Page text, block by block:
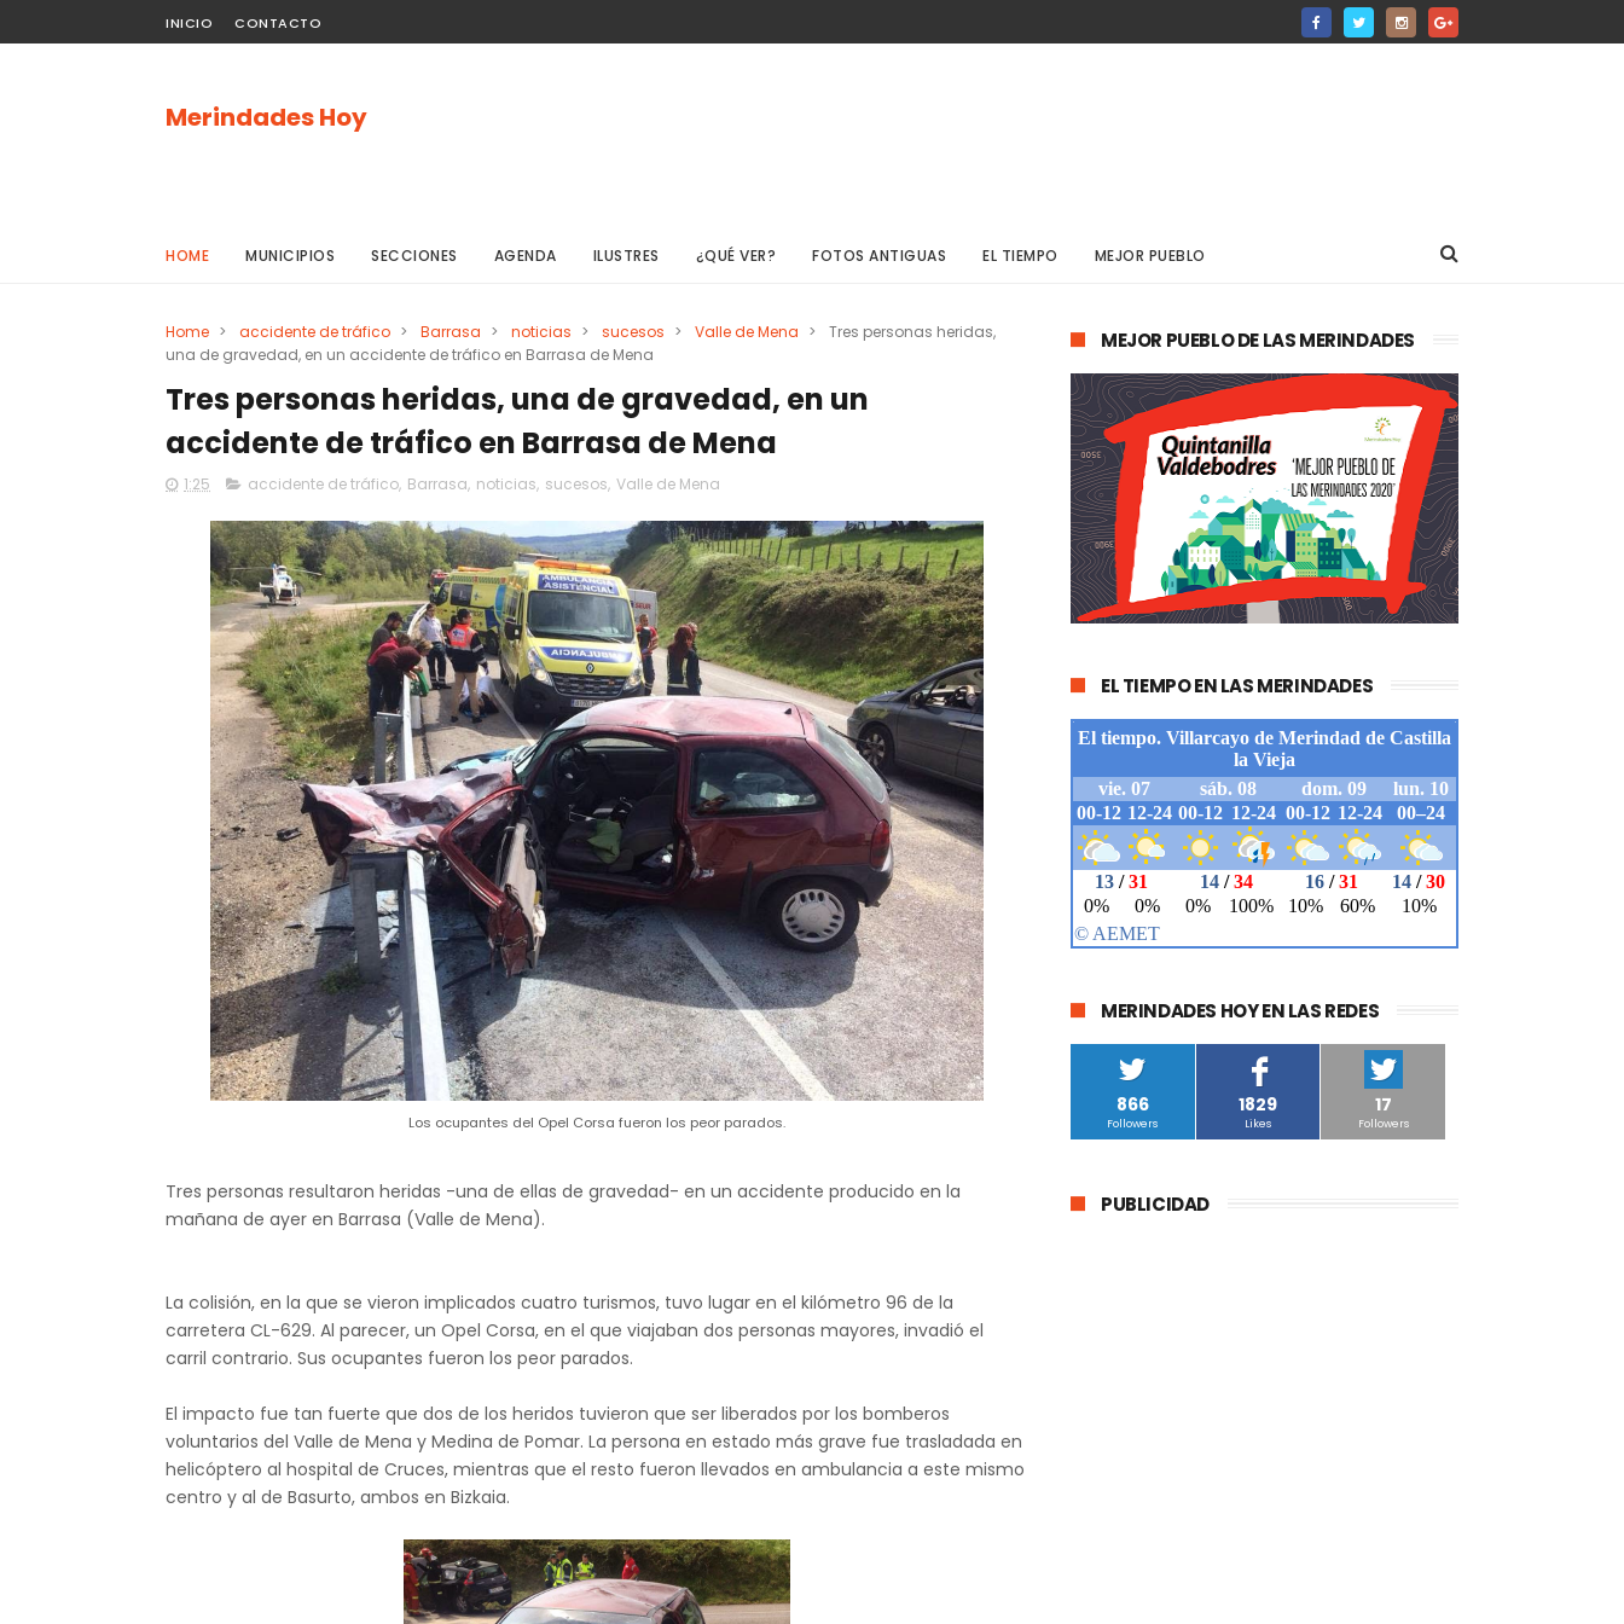
INICIO CONTACTO
Merindades Hoy
HOME MUNICIPIOS SECCIONES AGENDA ILUSTRES ¿QUÉ VER? FOTOS ANTIGUAS EL TIEMPO MEJOR PUEBLO
Home > accidente de tráfico > Barrasa > noticias > sucesos > Valle de Mena >
Tres personas heridas,
una de gravedad, en un accidente de tráfico en Barrasa de Mena
Tres personas heridas, una de gravedad, en un
accidente de tráfico en Barrasa de Mena
1:25 accidente de tráfico, Barrasa, noticias, sucesos, Valle de Mena
Los ocupantes del Opel Corsa fueron los peor parados.
Tres personas resultaron heridas -una de ellas de gravedad- en un accidente producido en la
mañana de ayer en Barrasa (Valle de Mena).
La colisión, en la que se vieron implicados cuatro turismos, tuvo lugar en el kilómetro 96 de la
carretera CL-629. Al parecer, un Opel Corsa, en el que viajaban dos personas mayores, invadió el
carril contrario. Sus ocupantes fueron los peor parados.
El impacto fue tan fuerte que dos de los heridos tuvieron que ser liberados por los bomberos
voluntarios del Valle de Mena y Medina de Pomar. La persona en estado más grave fue trasladada en
helicóptero al hospital de Cruces, mientras que el resto fueron llevados en ambulancia a este mismo
centro y al de Basurto, ambos en Bizkaia.
MEJOR PUEBLO DE LAS MERINDADES
EL TIEMPO EN LAS MERINDADES
MERINDADES HOY EN LAS REDES
866
Followers
1829
Likes
17
Followers
PUBLICIDAD